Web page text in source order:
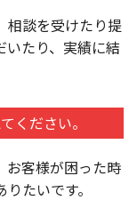
相談を受けたり提
たり、実績に結
ください。
お客様が困った時
たいです。